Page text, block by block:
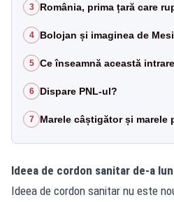
3 România, prima țară care
4 Bolojan și imaginea de
5 Ce înseamnă această
6 Dispare PNL-ul?
7 Marele câștigător și marele
Ideea de cordon sanitar de-a
Ideea de cordon sanitar nu este